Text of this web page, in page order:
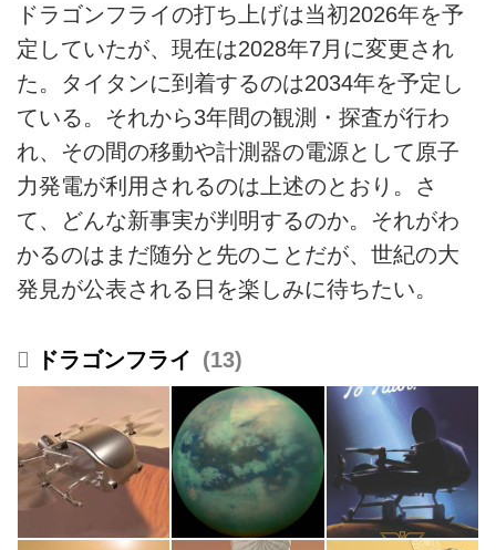
ドラゴンフライの打ち上げは当初2026年を予
定していたが、現在は2028年7月に変更され
た。タイタンに到着するのは2034年を予定し
ている。それから3年間の観測・探査が行わ
れ、その間の移動や計測器の電源として原子
力発電が利用されるのは上述のとおり。さ
て、どんな新事実が判明するのか。それがわ
かるのはまだ随分と先のことだが、世紀の大
発見が公表される日を楽しみに待ちたい。
ドラゴンフライ 13